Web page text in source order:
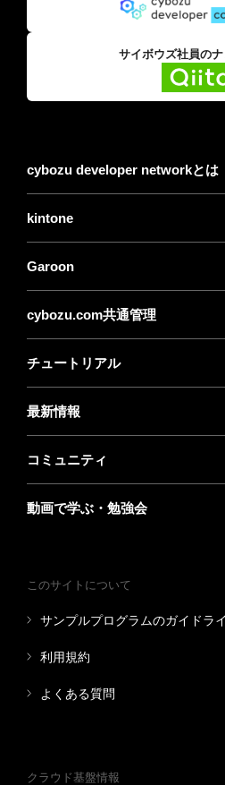
サイボウズ社員の
cybozu developer networkとは
kintone
Garoon
cybozu.com共通管理
チュートリアル
最新情報
コミュニティ
動画で学ぶ・勉強会
このサイトについて
サンプルプログラムのガイドラ
利用規約
よくある質問
クラウド基盤情報